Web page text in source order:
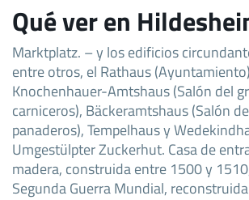
Qué ver en
Marktplatz. – y los edificios
entre otros, el Rathaus
Knochenhauer-Amtshaus (Salón del
carniceros), Bäckeramtshaus (Salón
panaderos), Tempelhaus y
Umgestülpter Zuckerhut. Casa de
madera, construida entre 1500 y
Segunda Guerra Mundial,